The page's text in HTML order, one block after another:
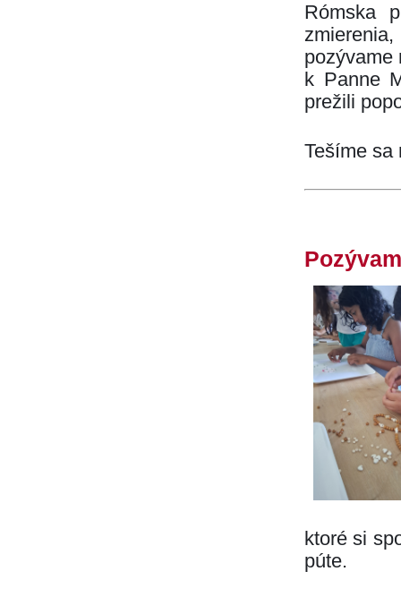
Rómska
pozývame
k Panne
prežili
Tešíme sa
ktoré si
púte.